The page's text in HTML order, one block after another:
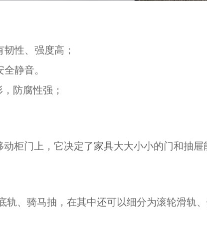
性、强度高；
静音。
防腐性强；
柜门上，它决定了家具大大小小的门和抽屉
、骑马抽，在其中还可以细分为滚轮滑轨